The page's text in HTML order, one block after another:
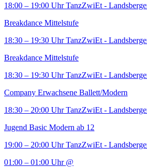
18:00 – 19:00 Uhr TanzZwiEt -
Breakdance Mittelstufe
18:30 – 19:30 Uhr TanzZwiEt -
Breakdance Mittelstufe
18:30 – 19:30 Uhr TanzZwiEt -
Company Erwachsene Ballett/Modern
18:30 – 20:00 Uhr TanzZwiEt -
Jugend Basic Modern ab 12
19:00 – 20:00 Uhr TanzZwiEt -
01:00 – 01:00 Uhr @